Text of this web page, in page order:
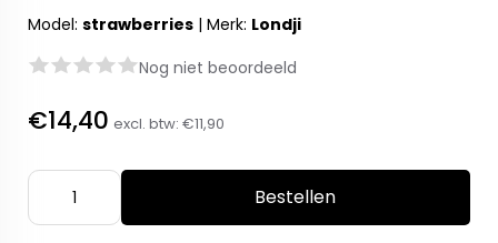
Model: strawberries | Merk: Londji
Nog niet beoordeeld
€14,40 excl. btw: €11,90
Bestellen